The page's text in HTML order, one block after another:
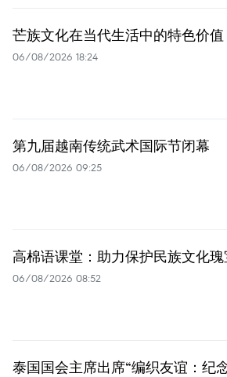
芒族文化在当代生活中的特色价值
06/08/2026 18:24
第九届越南传统武术国际节闭幕
06/08/2026 09:25
高棉语课堂：助力保护民族文化瑰
06/08/2026 08:52
泰国国会主席出席“编织友谊：纪